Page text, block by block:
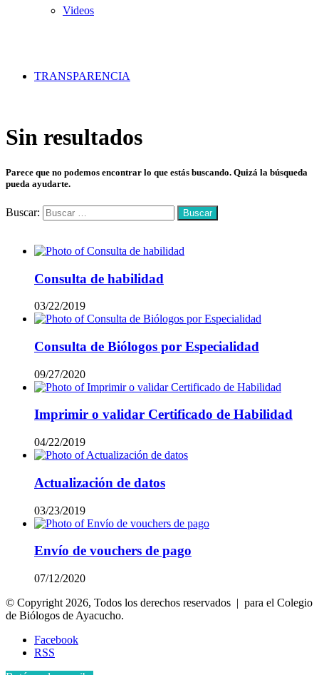
Videos
TRANSPARENCIA
Sin resultados
Parece que no podemos encontrar lo que estás buscando. Quizá la búsqueda
pueda ayudarte.
Buscar:
Consulta de habilidad
03/22/2019
Consulta de Biólogos por Especialidad
09/27/2020
Imprimir o validar Certificado de Habilidad
04/22/2019
Actualización de datos
03/23/2019
Envío de vouchers de pago
07/12/2020
© Copyright 2026, Todos los derechos reservados | para el Colegio
de Biólogos de Ayacucho.
Facebook
RSS